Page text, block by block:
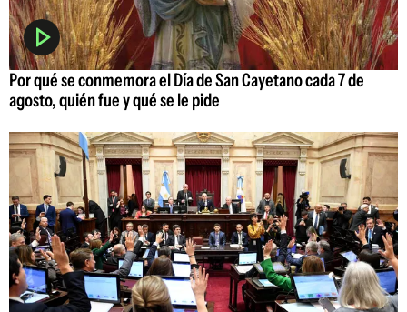
Por qué se conmemora el Día de San Cayetano cada 7 de
agosto, quién fue y qué se le pide